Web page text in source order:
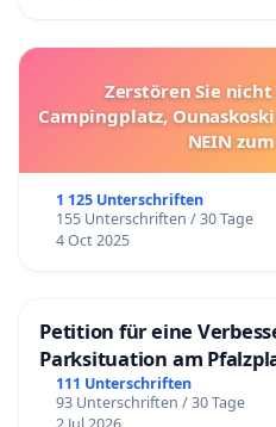
Zerstören Sie
Campingplatz,
NEIN
1 125 Unterschriften
155 Unterschriften / 30 Tage
4 Oct 2025
Petition für eine
Parksituation am
111 Unterschriften
93 Unterschriften / 30 Tage